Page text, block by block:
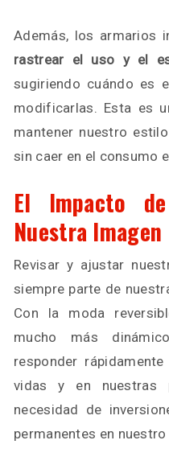
Además, los armarios
rastrear el uso y el
sugiriendo cuándo es
modificarlas. Esta es
mantener nuestro
sin caer en el consumo
El Impacto
Nuestra Imagen
Revisar y ajustar
siempre parte de
Con la moda
mucho más
responder
vidas y en nuestras
necesidad de
permanentes en